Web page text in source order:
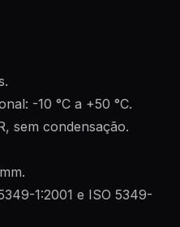
-10 °C a +50 °C.
sem condensação.
1:2001 e ISO 5349-